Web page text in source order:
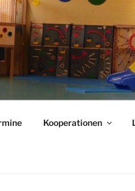
Kooperationen